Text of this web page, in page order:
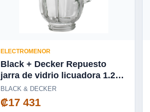
ELECTROMENOR
Black + Decker Repuesto
jarra de vidrio licuadora 1.25L
DuraPro/Ice Crush -
BL2010WG-03LA
BLACK & DECKER
₡17 431